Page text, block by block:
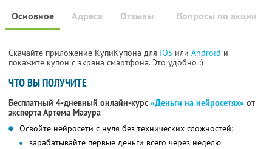
Основное Отзывы Вопросы по акции
Адреса
Скачайте приложение КупиКупона для IOS или Android и
покажите купон с экрана смартфона. Это удобно :)
ЧТО ВЫ ПОЛУЧИТЕ
Бесплатный 4-дневный онлайн-курс «Деньги на нейросетях» от
эксперта Артема Мазура
Освойте нейросети с нуля без технических сложностей:
зарабатывайте первые деньги всего через неделю